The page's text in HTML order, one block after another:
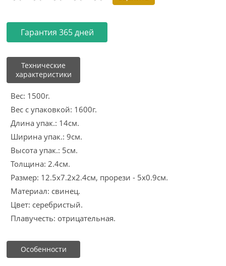
Гарантия 365 дней
Технические
характеристики
Вес: 1500г.
Вес с упаковкой: 1600г.
Длина упак.: 14см.
Ширина упак.: 9см.
Высота упак.: 5см.
Толщина: 2.4см.
Размер: 12.5x7.2x2.4см, прорези - 5х0.9см.
Материал: свинец.
Цвет: серебристый.
Плавучесть: отрицательная.
Особенности